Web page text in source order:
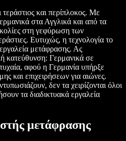
και περίπλοκος. Με
στα Αγγλικά και από τα
στη γεφύρωση των
Ευτυχώς, η τεχνολογία το
μετάφρασης. Ας
κατεύθυνση: Γερμανικά σε
αφού η Γερμανία υπήρξε
και επιχειρήσεων για αιώνες.
δεν τα χειρίζονται όλοι
τα διαδικτυακά εργαλεία
μετάφρασης